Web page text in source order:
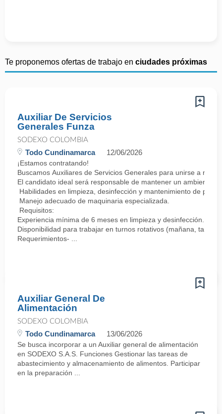
Te proponemos ofertas de trabajo en ciudades próximas
Auxiliar De Servicios
Generales Funza
SODEXO COLOMBIA
Todo Cundinamarca 12/06/2026
¡Estamos contratando!
Buscamos Auxiliares de Servicios Generales para unirse a
El candidato ideal será responsable de mantener un ambiente
Habilidades en limpieza, desinfección y mantenimiento de
Manejo adecuado de maquinaria especializada.
Requisitos:
Experiencia mínima de 6 meses en limpieza y desinfección.
Disponibilidad para trabajar en turnos rotativos (mañana, tarde
Requerimientos- ...
Auxiliar General De
Alimentación
SODEXO COLOMBIA
Todo Cundinamarca 13/06/2026
Se busca incorporar a un Auxiliar general de alimentación
en SODEXO S.A.S. Funciones Gestionar las tareas de
abastecimiento y almacenamiento de alimentos. Participar
en la preparación ...